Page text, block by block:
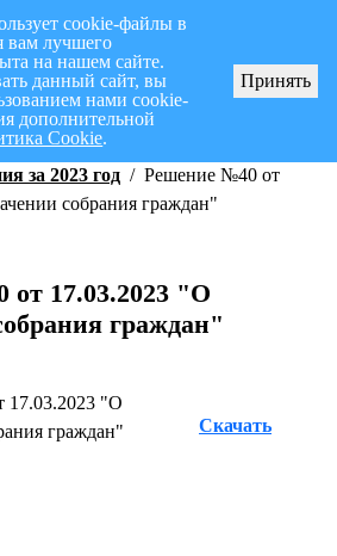
на I полугодие 2026 г.
за 2023 год / Решение №40 от
собрания граждан"
17.03.2023 "О
граждан"
17.03.2023 "О
граждан"
Скачать
cookie-файлы в
вам лучшего
на нашем сайте.
данный сайт, вы
нами cookie-
дополнительной
Cookie.
Принять